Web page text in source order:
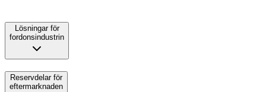
Lösningar för
fordonsindustrin
Reservdelar för
eftermarknaden